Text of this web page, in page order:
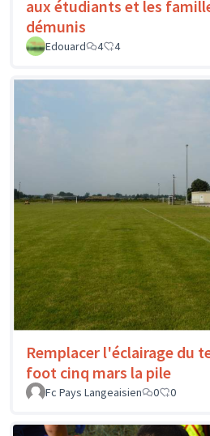
aux étudiants et les
démunis
Edouard 4 4
Remplacer l'éclairage du
foot cinq mars la pile
Fc Pays Langeaisien
0 0